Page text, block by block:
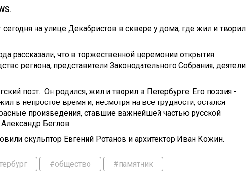
на улице Декабристов в сквере у дома, где жил и творил
рассказали, что в торжественной церемонии открытия
региона, представители Законодательного Собрания, деятели
поэт. Он родился, жил и творил в Петербурге. Его поэзия -
в непростое время и, несмотря на все трудности, остался
произведения, ставшие важнейшей частью русской
Александр Беглов.
скульптор Евгений Ротанов и архитектор Иван Кожин.
#общество #памятник